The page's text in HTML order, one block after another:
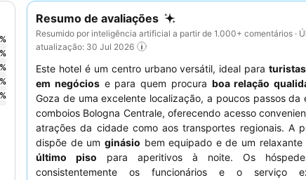
Resumo de avaliações
Resumido por inteligência artificial a partir de 1.000+ comentários ·
atualização: 30 Jul 2026
Este hotel é um centro urbano versátil, ideal paraturistas
em negóciose para quem procura boa relação
Goza de uma excelente localização, a poucos passos da
comboios Bologna Centrale, oferecendo acesso
atrações da cidade como aos transportes regionais. A
dispõe de um ginásio bem equipado e de um relaxante
último piso para aperitivos à noite. Os
consistentemente os funcionários e o serviço
%
%
%
%
%